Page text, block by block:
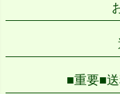
■重要■